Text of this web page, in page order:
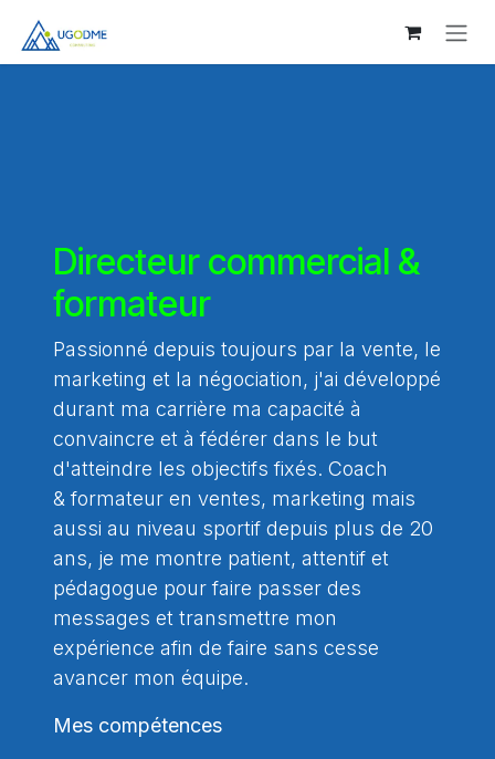
Directeur commercial &
formateur
Passionné depuis toujours par la vente, le
marketing et la négociation, j'ai développé
durant ma carrière ma capacité à
convaincre et à fédérer dans le but
d'atteindre les objectifs fixés. Coach
& formateur en ventes, marketing mais
aussi au niveau sportif depuis plus de 20
ans, je me montre patient, attentif et
pédagogue pour faire passer des
messages et transmettre mon
expérience afin de faire sans cesse
avancer mon équipe.
Mes compétences